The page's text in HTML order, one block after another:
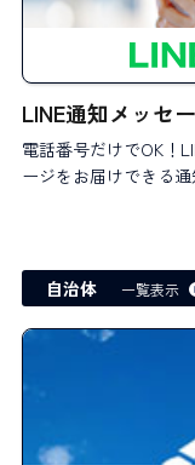
LINE通知メッセ
電話番号だけでOK！
ージをお届けできる通
自治体 一覧表示